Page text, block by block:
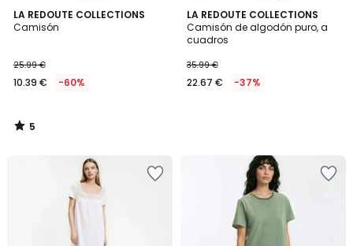
LA REDOUTE COLLECTIONS
Camisón
25.99 €
10.39 € -60%
5
/
5
/
LA REDOUTE COLLECTIONS
Camisón de algodón puro, a
cuadros
35.99 €
22.67 € -37%